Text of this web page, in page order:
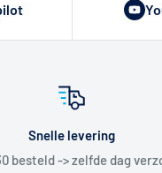
Snelle levering
besteld -> zelfde dag